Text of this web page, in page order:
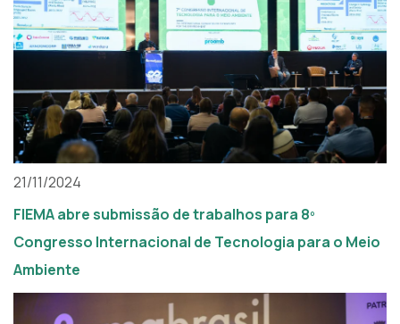
21/11/2024
FIEMA abre submissão de trabalhos para 8º
Congresso Internacional de Tecnologia para o Meio
Ambiente